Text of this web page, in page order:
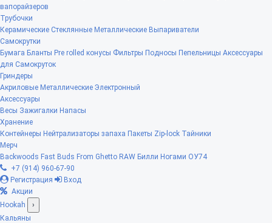
вапорайзеров
Трубочки
Керамические Стеклянные Металлические Выпариватели
Самокрутки
Бумага Бланты Pre rolled конусы Фильтры Подносы Пепельницы Аксессуары
для Самокруток
Гриндеры
Акриловые Металлические Электронный
Аксессуары
Весы Зажигалки Напасы
Хранение
Контейнеры Нейтрализаторы запаха Пакеты Zip-lock Тайники
Мерч
Backwoods Fast Buds From Ghetto RAW Билли Ногами ОУ74
+7 (914) 960-67-90
Регистрация
Вход
Акции
Hookah
›
Кальяны